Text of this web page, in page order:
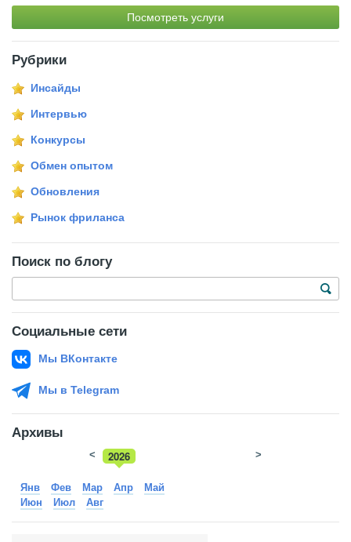
Посмотреть услуги
Рубрики
Инсайды
Интервью
Конкурсы
Обмен опытом
Обновления
Рынок фриланса
Поиск по блогу
Социальные сети
Мы ВКонтакте
Мы в Telegram
Архивы
2026
2025
< >
Янв Фев Мар Апр
Май
Июн
Июл Авг